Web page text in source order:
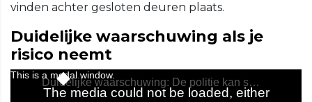
vinden achter gesloten deuren plaats.
Duidelijke waarschuwing als je
risico neemt